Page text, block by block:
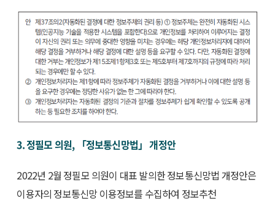
3. 정필모 의원, 「정보통신망법」 개정안
2022년 2월 정필모 의원이 대표 발의한 정보통신망법 개정안은
이용자의 정보통신망 이용정보를 수집하여 정보추천